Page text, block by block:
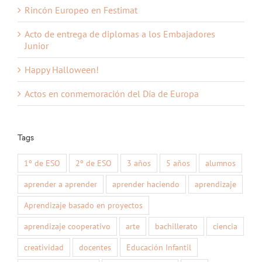
Rincón Europeo en Festimat
Acto de entrega de diplomas a los Embajadores
Junior
Happy Halloween!
Actos en conmemoración del Día de Europa
Tags
1º de ESO 2º de ESO 3 años 5 años
alumnos
aprender a aprender
aprender haciendo
aprendizaje
Aprendizaje basado en proyectos
aprendizaje cooperativo
arte bachillerato
ciencia
creatividad
docentes
Educación Infantil